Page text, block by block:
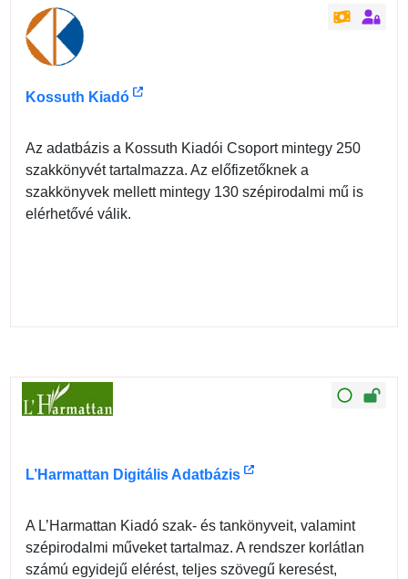
Kossuth Kiadó
Az adatbázis a Kossuth Kiadói Csoport mintegy 250
szakkönyvét tartalmazza. Az előfizetőknek a
szakkönyvek mellett mintegy 130 szépirodalmi mű is
elérhetővé válik.
L’Harmattan Digitális Adatbázis
A L’Harmattan Kiadó szak- és tankönyveit, valamint
szépirodalmi műveket tartalmaz. A rendszer korlátlan
számú egyidejű elérést, teljes szövegű keresést,